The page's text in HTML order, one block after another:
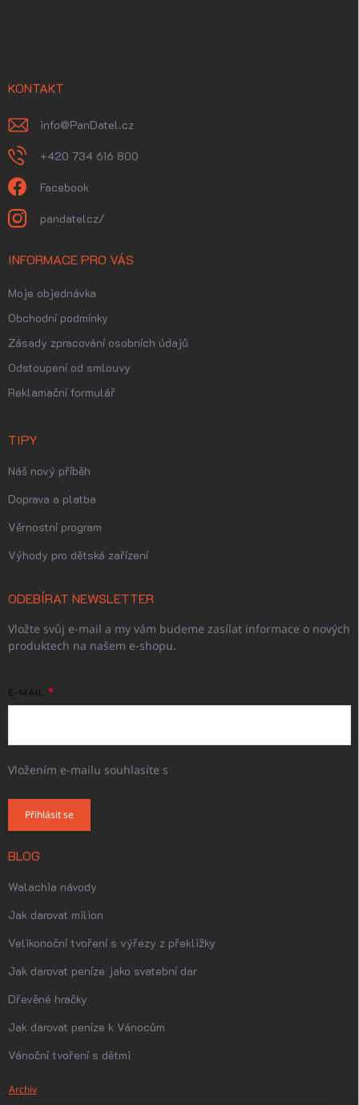
KONTAKT
info@PanDatel.cz
+420 734 616 800
Facebook
pandatelcz/
INFORMACE PRO VÁS
Moje objednávka
Obchodní podmínky
Zásady zpracování osobních údajů
Odstoupení od smlouvy
Reklamační formulář
TIPY
Náš nový příběh
Doprava a platba
Věrnostní program
Výhody pro dětská zařízení
ODEBÍRAT NEWSLETTER
Vložte svůj e-mail a my vám budeme zasílat informace o nových
produktech na našem e-shopu.
E-MAIL
Vložením e-mailu souhlasíte s
Přihlásit se
BLOG
Walachia návody
Jak darovat milion
Velikonoční tvoření s výřezy z překližky
Jak darovat peníze jako svatební dar
Dřevěné hračky
Jak darovat peníze k Vánocům
Vánoční tvoření s dětmi
Archiv